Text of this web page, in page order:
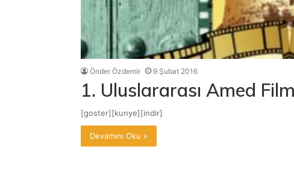
Önder Özdemir 9 Şubat 2016
1. Uluslararası Amed
[goster][kunye][indir]
Devamını Oku »